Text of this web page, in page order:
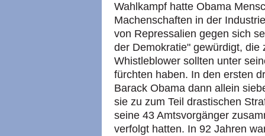
Wahlkampf hatte Obama
Machenschaften in der
von Repressalien gegen sich
der Demokratie" gewürdigt,
Whistleblower sollten unter
fürchten haben. In den ersten
Barack Obama dann allein
sie zu zum Teil drastischen
seine 43 Amtsvorgänger
verfolgt hatten. In 92 Jahren